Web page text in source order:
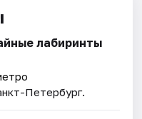
лабиринты
Петербург.